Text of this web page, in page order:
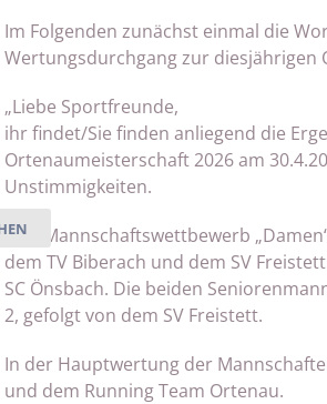
Im Folgenden zunächst einmal die
Wertungsdurchgang zur diesjährigen
„Liebe Sportfreunde,
ihr findet/Sie finden anliegend die
Ortenaumeisterschaft 2026 am
Unstimmigkeiten.
Den Mannschaftswettbewerb
dem TV Biberach und dem SV
SC Önsbach. Die beiden
2, gefolgt von dem SV Freistett.
In der Hauptwertung der
und dem Running Team Ortenau.